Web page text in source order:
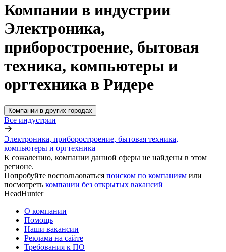
Компании в индустрии
Электроника,
приборостроение, бытовая
техника, компьютеры и
оргтехника в Ридере
Компании в других городах
Все индустрии
Электроника, приборостроение, бытовая техника,
компьютеры и оргтехника
К сожалению, компании данной сферы не найдены в этом
регионе.
Попробуйте воспользоваться поиском по компаниям или
посмотреть компании без открытых вакансий
HeadHunter
О компании
Помощь
Наши вакансии
Реклама на сайте
Требования к ПО